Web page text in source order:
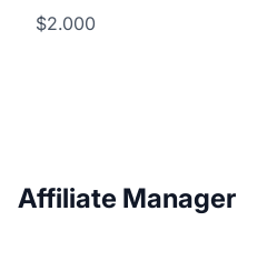
$2.000
Affiliate Manager